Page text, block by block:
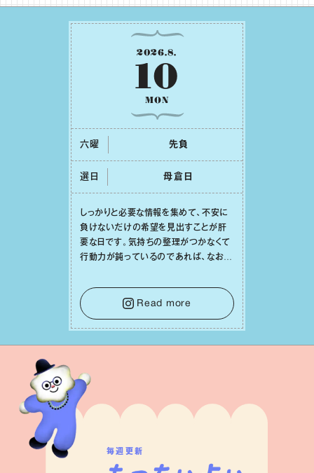
2026.8.
10
MON
六曜 先負
選日 ⺟倉⽇
しっかりと必要な情報を集めて、不安に
負けないだけの希望を⾒出すことが肝
要な⽇です。気持ちの整理がつかなくて
⾏動⼒が鈍っているのであれば、なおさ
を踏み出すのに役⽴つはず。また、広い
意味での「癒し」や「治療」が必要な⽇で
もあり、特に⼈間関係の改善は課題の⼀
つです。
Read more
毎週更新